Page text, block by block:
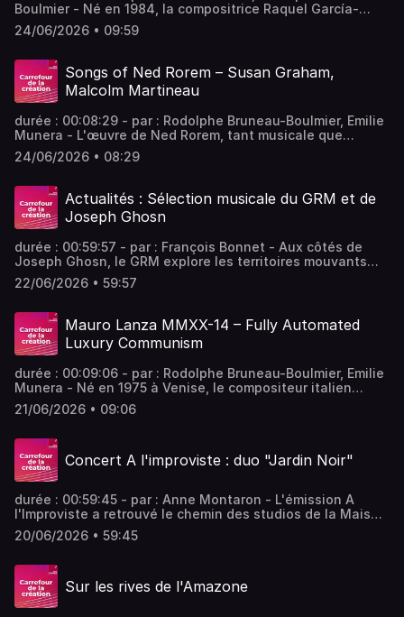
Boulmier - Né en 1984, la compositrice Raquel García-
Tomás a reçu en 2020 le Prix national de la musique
décerné par le gouvernement espagnol et, plus
gouvernement de Catalogne. Ce disque propose quatre
de ses œuvres pour orchestre. Vous aimez ce podcast ?
Pour écouter tous les épisodes sans limite, rendez-vous
24/06/2026 • 09:59
Songs of Ned Rorem – Susan Graham,
Malcolm Martineau
durée : 00:08:29 - par : Rodolphe Bruneau-Boulmier, Emilie
Munera - L'œuvre de Ned Rorem, tant musicale que
littéraire, est prolifique : symphonies, concertos, opéras,
musique de chambre et œuvres chorales côtoient des
ces derniers, le plus significatif est le cycle de 36
mélodies "Evidence of Things Not Seen". Vous aimez ce
podcast ? Pour écouter tous les épisodes sans limite,
24/06/2026 • 08:29
Actualités : Sélection musicale du GRM et de
Joseph Ghosn
durée : 00:59:57 - par : François Bonnet - Aux côtés de
Joseph Ghosn, le GRM explore les territoires mouvants
des musiques expérimentales contemporaines, entre
nouvelles parutions internationales, recherches sonores
rapport au son. - équipe : Alexandre Bazin, Joseph Ghosn
Vous aimez ce podcast ? Pour écouter tous les épisodes
sans limite, rendez-vous sur Radio France
22/06/2026 • 59:57
Mauro Lanza MMXX-14 – Fully Automated
Luxury Communism
durée : 00:09:06 - par : Rodolphe Bruneau-Boulmier, Emilie
Munera - Né en 1975 à Venise, le compositeur italien
Mauro Lanza signe une œuvre à la croisée des chemins
entre électronique et acoustique. Vous aimez ce podcast
sur Radio France
21/06/2026 • 09:06
Concert A l'improviste : duo "Jardin Noir"
durée : 00:59:45 - par : Anne Montaron - L'émission A
l'Improviste a retrouvé le chemin des studios de la Maison
de la Radio et de la Musique en mai dernier avec "Jardin
Noir", le duo de Claudia Solal et Floy Krouchi, qui explore
équipe : Pierre Willer, Dorothée Goll, Jeanne Agrapart
Vous aimez ce podcast ? Pour écouter tous les épisodes
sans limite, rendez-vous sur Radio France
20/06/2026 • 59:45
Sur les rives de l'Amazone